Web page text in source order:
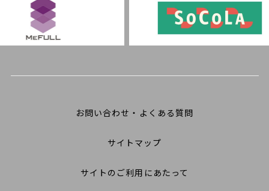
お問い合わせ・よくある質問
サイトマップ
サイトのご利用にあたって